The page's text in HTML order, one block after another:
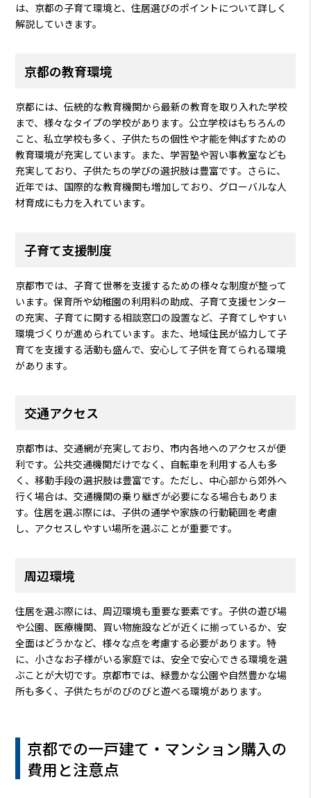
は、京都の子育て環境と、住居選びのポイントについて詳しく
解説していきます。
京都の教育環境
京都には、伝統的な教育機関から最新の教育を取り入れた学校
まで、様々なタイプの学校があります。公立学校はもちろんの
こと、私立学校も多く、子供たちの個性や才能を伸ばすための
教育環境が充実しています。また、学習塾や習い事教室なども
充実しており、子供たちの学びの選択肢は豊富です。さらに、
近年では、国際的な教育機関も増加しており、グローバルな人
材育成にも力を入れています。
子育て支援制度
京都市では、子育て世帯を支援するための様々な制度が整って
います。保育所や幼稚園の利用料の助成、子育て支援センター
の充実、子育てに関する相談窓口の設置など、子育てしやすい
環境づくりが進められています。また、地域住民が協力して子
育てを支援する活動も盛んで、安心して子供を育てられる環境
があります。
交通アクセス
京都市は、交通網が充実しており、市内各地へのアクセスが便
利です。公共交通機関だけでなく、自転車を利用する人も多
く、移動手段の選択肢は豊富です。ただし、中心部から郊外へ
行く場合は、交通機関の乗り継ぎが必要になる場合もありま
す。住居を選ぶ際には、子供の通学や家族の行動範囲を考慮
し、アクセスしやすい場所を選ぶことが重要です。
周辺環境
住居を選ぶ際には、周辺環境も重要な要素です。子供の遊び場
や公園、医療機関、買い物施設などが近くに揃っているか、安
全面はどうかなど、様々な点を考慮する必要があります。特
に、小さなお子様がいる家庭では、安全で安心できる環境を選
ぶことが大切です。京都市では、緑豊かな公園や自然豊かな場
所も多く、子供たちがのびのびと遊べる環境があります。
京都での一戸建て・マンション購入の
費用と注意点